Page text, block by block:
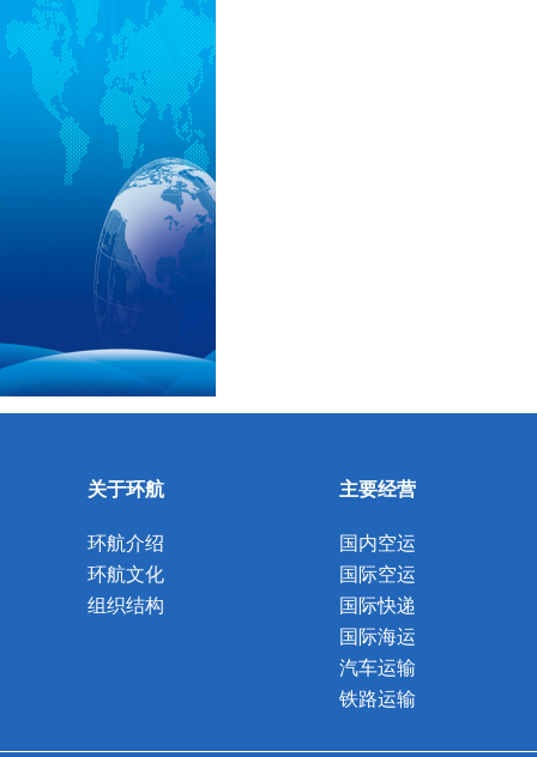
关于环航 主要经营
环航介绍
环航文化
组织结构
国内空运
国际空运
国际快递
国际海运
汽车运输
铁路运输